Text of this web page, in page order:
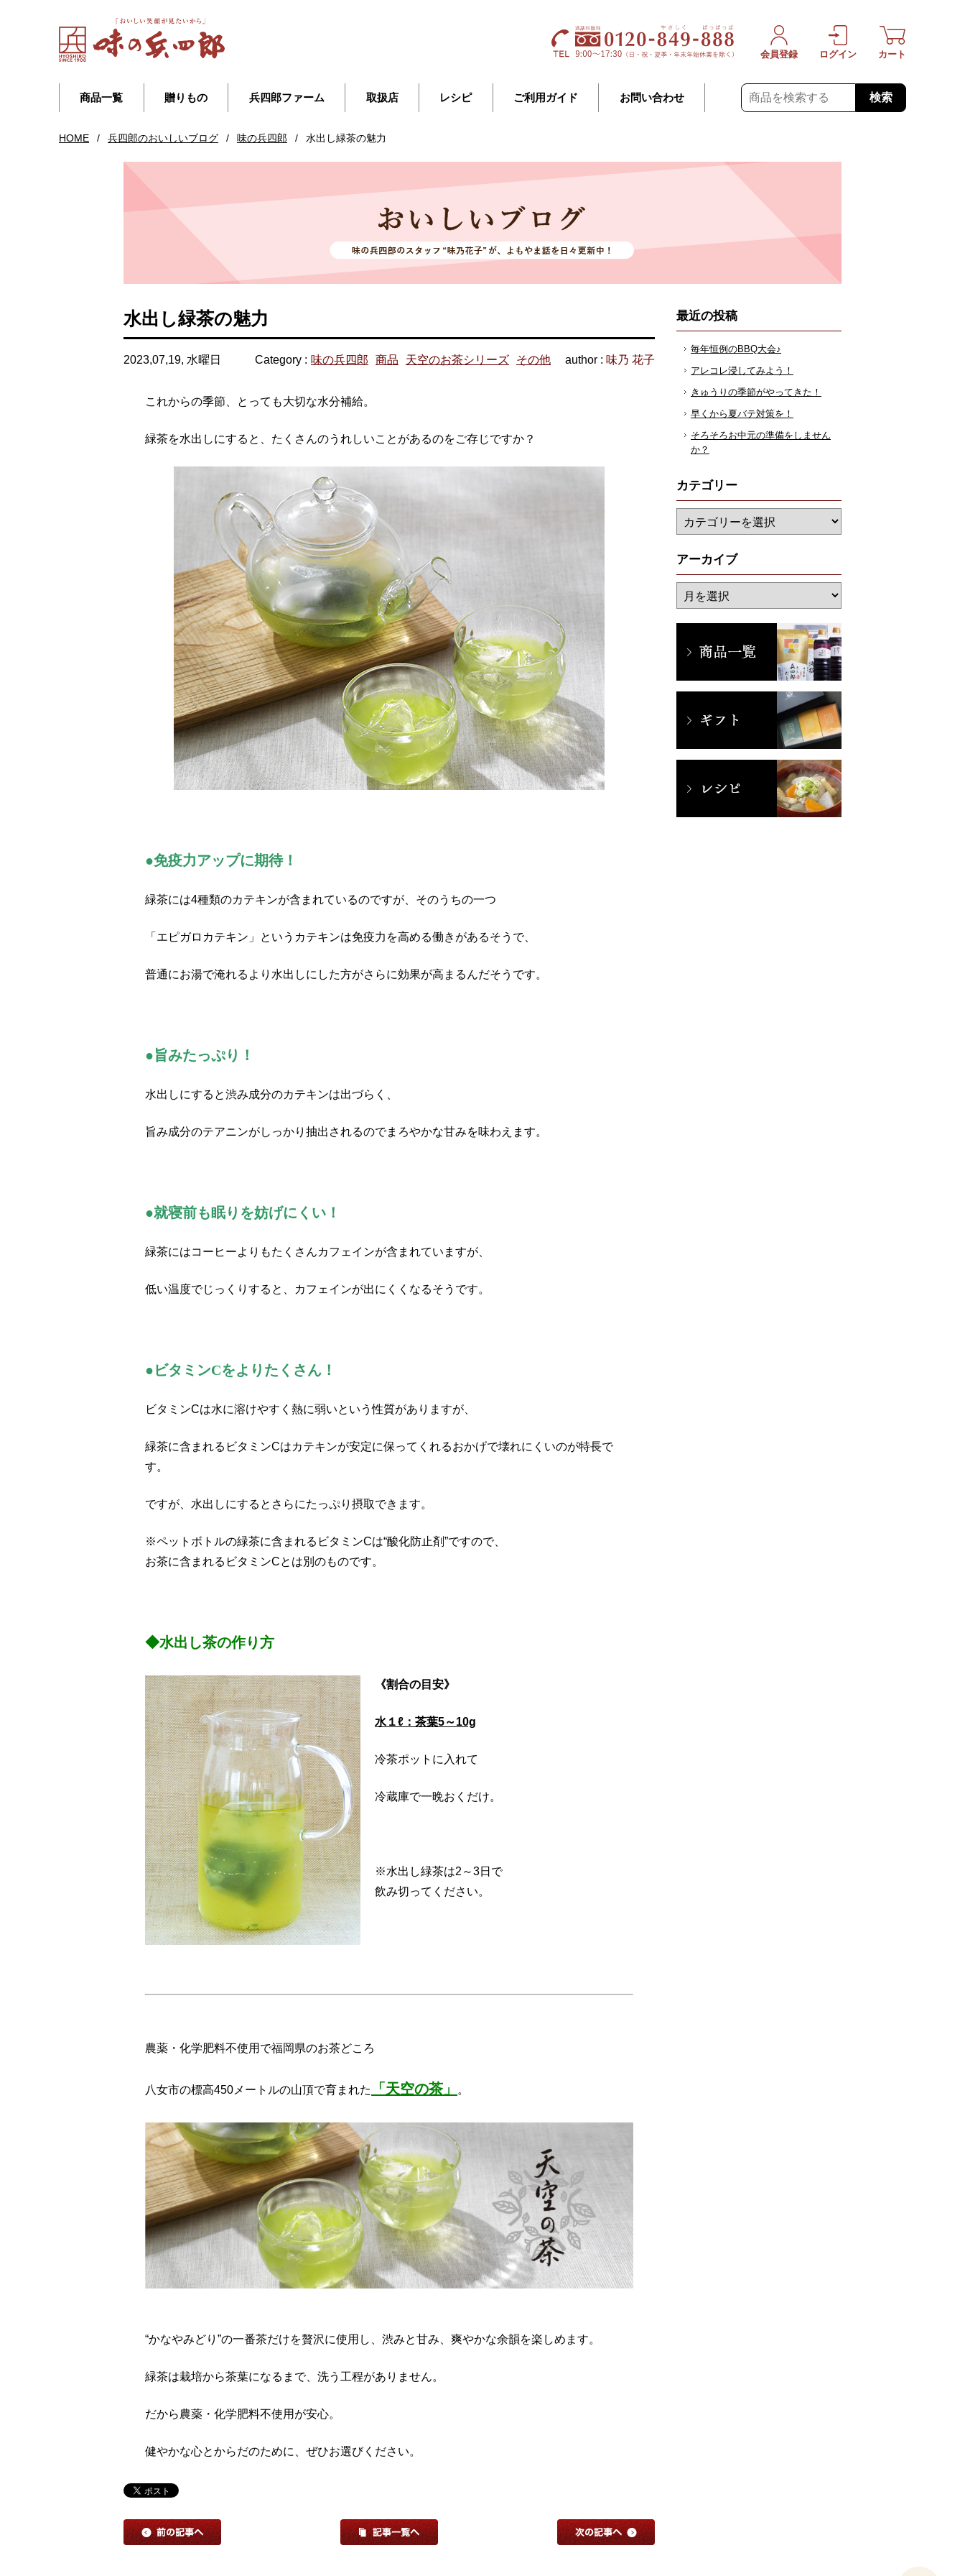
商品一覧 贈りもの 兵四郎ファーム 取扱店 レシピ ご利用ガイド お問い合わせ 検索
会員登録 ログイン カート
HOME / 兵四郎のおいしいブログ / 味の兵四郎 / 水出し緑茶の魅力
水出し緑茶の魅力
2023,07,19, 水曜日 Category : 味の兵四郎 商品 天空のお茶シリーズ その他 author : 味乃 花子
これからの季節、とっても大切な水分補給。
緑茶を水出しにすると、たくさんのうれしいことがあるのをご存じですか？
●免疫力アップに期待！
緑茶には4種類のカテキンが含まれているのですが、そのうちの一つ
「エピガロカテキン」というカテキンは免疫力を高める働きがあるそうで、
普通にお湯で淹れるより水出しにした方がさらに効果が高まるんだそうです。
●旨みたっぷり！
水出しにすると渋み成分のカテキンは出づらく、
旨み成分のテアニンがしっかり抽出されるのでまろやかな甘みを味わえます。
●就寝前も眠りを妨げにくい！
緑茶にはコーヒーよりもたくさんカフェインが含まれていますが、
低い温度でじっくりすると、カフェインが出にくくなるそうです。
●ビタミンCをよりたくさん！
ビタミンCは水に溶けやすく熱に弱いという性質がありますが、
緑茶に含まれるビタミンCはカテキンが安定に保ってくれるおかげで壊れにくいのが特長で
す。
ですが、水出しにするとさらにたっぷり摂取できます。
※ペットボトルの緑茶に含まれるビタミンCは“酸化防止剤”ですので、
お茶に含まれるビタミンCとは別のものです。
◆水出し茶の作り方
《割合の目安》
水１ℓ：茶葉5～10g
冷茶ポットに入れて
冷蔵庫で一晩おくだけ。
※水出し緑茶は2～3日で
飲み切ってください。
農薬・化学肥料不使用で福岡県のお茶どころ
八女市の標高450メートルの山頂で育まれた 「天空の茶」 。
“かなやみどり”の一番茶だけを贅沢に使用し、渋みと甘み、爽やかな余韻を楽しめます。
緑茶は栽培から茶葉になるまで、洗う工程がありません。
だから農薬・化学肥料不使用が安心。
健やかな心とからだのために、ぜひお選びください。
最近の投稿
毎年恒例のBBQ大会♪
アレコレ浸してみよう！
きゅうりの季節がやってきた！
早くから夏バテ対策を！
そろそろお中元の準備をしません
か？
カテゴリー
アーカイブ